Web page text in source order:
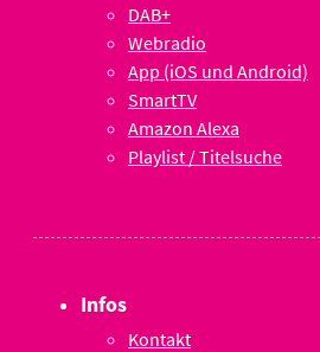
DAB+
Webradio
App (iOS und Android)
SmartTV
Amazon Alexa
Playlist / Titelsuche
Infos
Kontakt